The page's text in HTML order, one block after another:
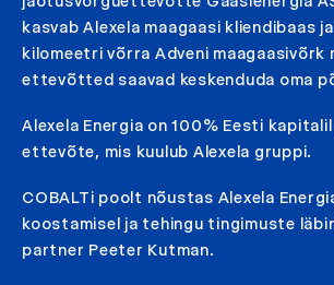
kasvab Alexela maagaasi kliendibaas
kilomeetri võrra Adveni maagaasivõrk
ettevõtted saavad keskenduda oma
Alexela Energia on 100% Eesti
ettevõte, mis kuulub Alexela gruppi.
COBALTi poolt nõustas Alexela
koostamisel ja tehingu tingimuste
partner Peeter Kutman.